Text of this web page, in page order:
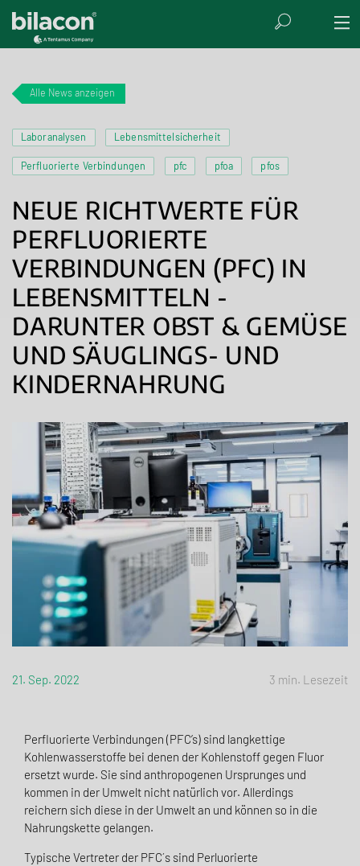
Alle News anzeigen
Laboranalysen Lebensmittelsicherheit
Perfluorierte Verbindungen pfc pfoa pfos
NEUE RICHTWERTE FÜR
PERFLUORIERTE
VERBINDUNGEN (PFC) IN
LEBENSMITTELN -
DARUNTER OBST & GEMÜSE
UND SÄUGLINGS- UND
KINDERNAHRUNG
21. Sep. 2022 3 min. Lesezeit
Perfluorierte Verbindungen (PFC’s) sind langkettige
Kohlenwasserstoffe bei denen der Kohlenstoff gegen Fluor
ersetzt wurde. Sie sind anthropogenen Ursprunges und
kommen in der Umwelt nicht natürlich vor. Allerdings
reichern sich diese in der Umwelt an und können so in die
Nahrungskette gelangen.
Typische Vertreter der PFC´s sind Perluorierte